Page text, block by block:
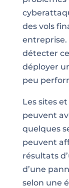
des vols
entreprise.
détecter
déployer
peu
Les sites
peuvent
quelques
peuvent
résultats
d’une
selon une